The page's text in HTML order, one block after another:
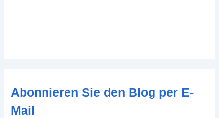
Abonnieren Sie den Blog per E-
Mail